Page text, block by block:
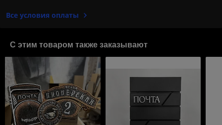
Все условия оплаты
С этим товаром также заказывают